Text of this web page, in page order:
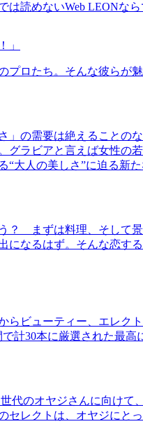
読めないWeb LEONな
」
プロたち。そんな彼らが
」の需要は絶えることの
グラビアと言えば女性の
大人の美しさ”に迫る新
？ まずは料理、そして
になるはず。そんな恋す
らビューティー、エレク
計30本に厳選された最
代のオヤジさんに向け
レクトは、オヤジにと